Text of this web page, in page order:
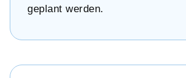
geplant werden.